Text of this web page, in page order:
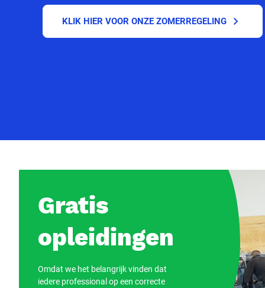
KLIK HIER VOOR ONZE ZOMERREGELING
Gratis
opleidingen
Omdat we het belangrijk vinden dat
iedere professional op een correcte